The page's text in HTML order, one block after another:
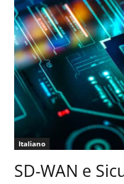
Italiano
SD-WAN e